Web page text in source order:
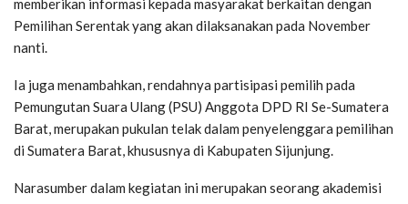
memberikan informasi kepada masyarakat berkaitan dengan
Pemilihan Serentak yang akan dilaksanakan pada November
nanti.
Ia juga menambahkan, rendahnya partisipasi pemilih pada
Pemungutan Suara Ulang (PSU) Anggota DPD RI Se-Sumatera
Barat, merupakan pukulan telak dalam penyelenggara pemilihan
di Sumatera Barat, khususnya di Kabupaten Sijunjung.
Narasumber dalam kegiatan ini merupakan seorang akademisi